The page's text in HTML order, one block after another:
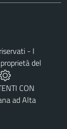
- I
del
CON
ad Alta